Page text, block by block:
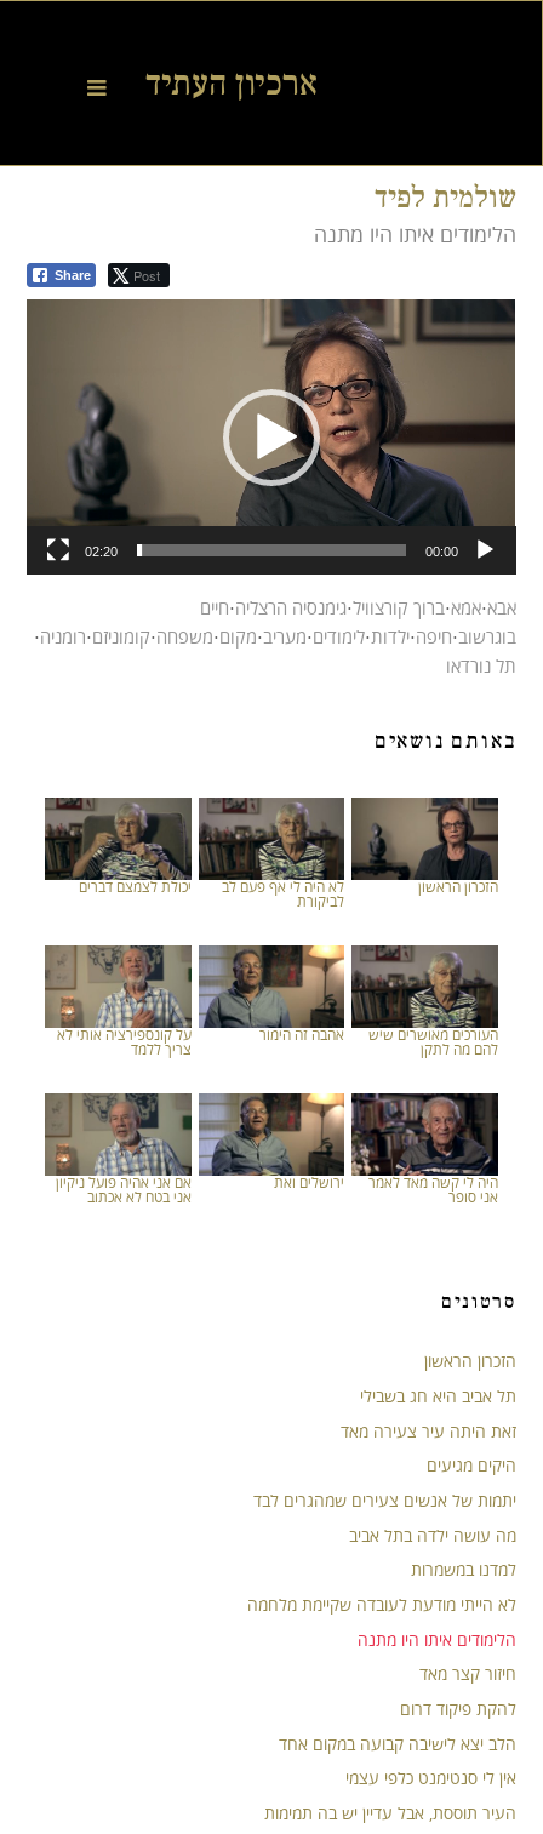
שולמית לפיד
הלימודים איתו היו מתנה
Share Post
Video
Player
00:00
02:20
אבא⋅אמא⋅ברוך קורצוויל⋅גימנסיה הרצליה⋅חיים
בוגרשוב⋅חיפה⋅ילדות⋅לימודים⋅מעריב⋅מקום⋅משפחה⋅קומוניזם⋅רומניה⋅
תל נורדאו
באותם נושאים
הזכרון הראשון לא היה לי אף פעם לב
לביקורת
יכולת לצמצם דברים
העורכים מאושרים שיש
להם מה לתקן
אהבה זה הימור על קונספירציה אותי לא
צריך ללמד
היה לי קשה מאד לאמר
אני סופר
ירושלים ואת אם אני אהיה פועל ניקיון
אני בטח לא אכתוב
סרטונים
הזכרון הראשון
תל אביב היא חג בשבילי
זאת היתה עיר צעירה מאד
היקים מגיעים
יתמות של אנשים צעירים שמהגרים לבד
מה עושה ילדה בתל אביב
למדנו במשמרות
לא הייתי מודעת לעובדה שקיימת מלחמה
הלימודים איתו היו מתנה
חיזור קצר מאד
להקת פיקוד דרום
הלב יצא לישיבה קבועה במקום אחד
אין לי סנטימנט כלפי עצמי
העיר תוססת, אבל עדיין יש בה תמימות